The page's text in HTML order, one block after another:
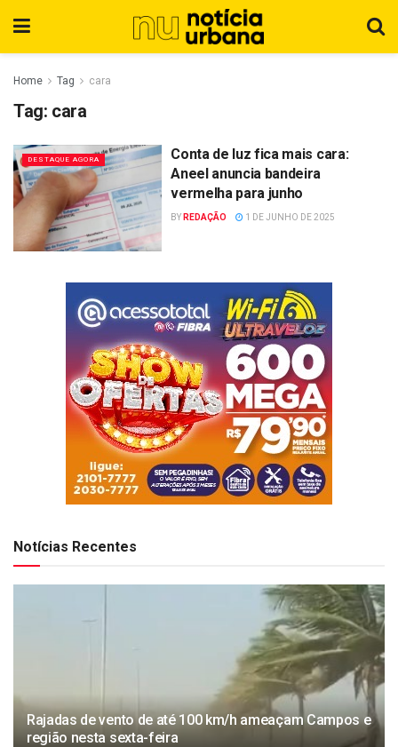
Home Tag cara
Tag: cara
DESTAQUE AGORA
Conta de luz fica mais cara:
Aneel anuncia bandeira
vermelha para junho
BY REDAÇÃO 1 DE JUNHO DE 2025
Notícias Recentes
Rajadas de vento de até 100 km/h ameaçam Campos e
região nesta sexta-feira